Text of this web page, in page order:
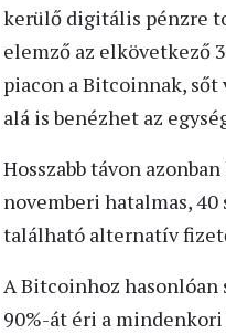
kerülő digitális pénzre
elemző az elkövetkező
piacon a Bitcoinnak,
alá is benézhet az
Hosszabb távon
novemberi hatalmas,
található alternatív
A Bitcoinhoz hasonlóan
90%-át éri a